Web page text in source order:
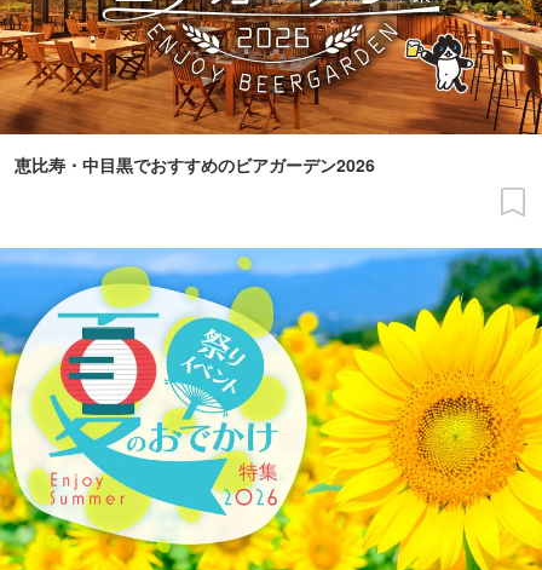
恵比寿・中目黒でおすすめのビアガーデン2026